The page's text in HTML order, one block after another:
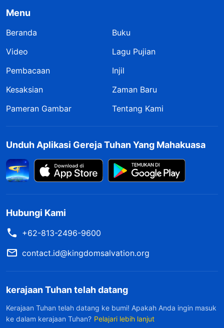
Menu
Beranda
Buku
Video
Lagu Pujian
Pembacaan
Injil
Kesaksian
Zaman Baru
Pameran Gambar
Tentang Kami
Unduh Aplikasi Gereja Tuhan Yang Mahakuasa
Hubungi Kami
+62-813-2496-9600
contact.id@kingdomsalvation.org
kerajaan Tuhan telah datang
Kerajaan Tuhan telah datang ke bumi! Apakah Anda ingin masuk
ke dalam kerajaan Tuhan? Pelajari lebih lanjut